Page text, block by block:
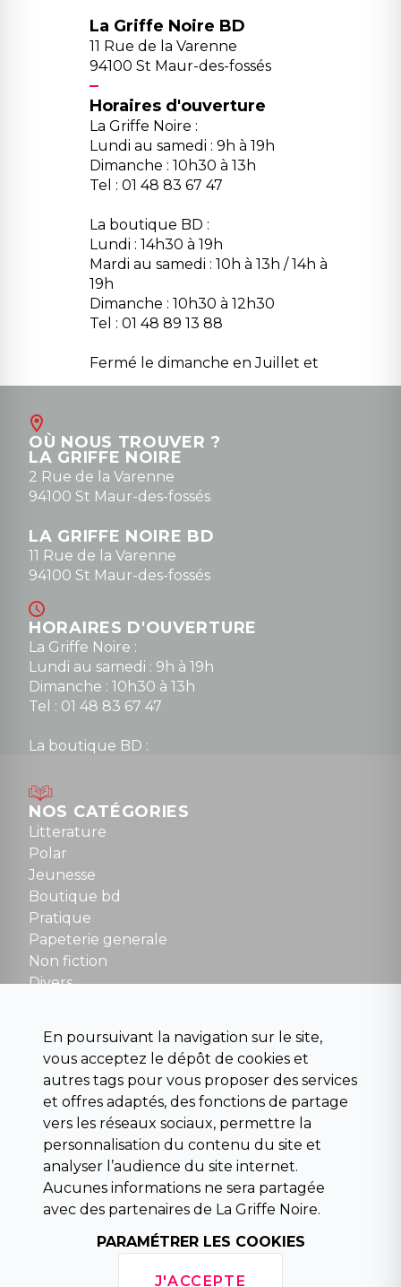
La Griffe Noire BD
11 Rue de la Varenne
94100 St Maur-des-fossés
Horaires d'ouverture
La Griffe Noire :
Lundi au samedi : 9h à 19h
Dimanche : 10h30 à 13h
Tel : 01 48 83 67 47
La boutique BD :
Lundi : 14h30 à 19h
Mardi au samedi : 10h à 13h / 14h à
19h
Dimanche : 10h30 à 12h30
Tel : 01 48 89 13 88
Fermé le dimanche en Juillet et
Août
contact@la-griffe-noire.com
0148836747
OÙ NOUS TROUVER ?
LA GRIFFE NOIRE
2 Rue de la Varenne
94100 St Maur-des-fossés
LA GRIFFE NOIRE BD
11 Rue de la Varenne
94100 St Maur-des-fossés
HORAIRES D'OUVERTURE
La Griffe Noire :
Lundi au samedi : 9h à 19h
Dimanche : 10h30 à 13h
Tel : 01 48 83 67 47
La boutique BD :
Mardi au samedi : 10h à 13h / 14h à 19h
Dimanche : 10h30 à 12h30
Tel : 01 48 89 13 88
Fermé le dimanche en Juillet et Août
NOUS CONTACTER
contact@la-griffe-noire.com
NOS CATÉGORIES
Litterature
Polar
Jeunesse
Boutique bd
Pratique
Papeterie generale
Non fiction
Divers
Para scolaire
Histoire
Pochoteque
Pleiade
INFORMATIONS
Droit de rétractation
Conditions générales de vente
Mentions légales
Horaires d'ouverture
En poursuivant la navigation sur le site,
vous acceptez le dépôt de cookies et
autres tags pour vous proposer des services
et offres adaptés, des fonctions de partage
vers les réseaux sociaux, permettre la
personnalisation du contenu du site et
analyser l’audience du site internet.
Aucunes informations ne sera partagée
avec des partenaires de La Griffe Noire.
PARAMÉTRER LES COOKIES
J'ACCEPTE